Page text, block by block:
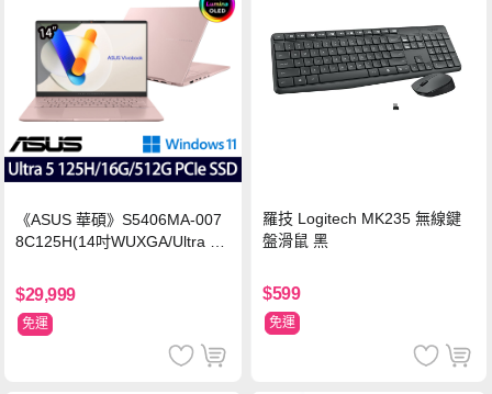
《ASUS 華碩》S5406MA-007
8C125H(14吋WUXGA/Ultra 5
n11/二年保)
$29,999
免運
羅技 Logitech MK235 無線鍵
盤滑鼠 黑
$599
免運